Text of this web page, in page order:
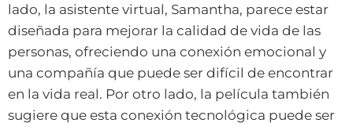
lado, la asistente virtual, Samantha, parece estar
diseñada para mejorar la calidad de vida de las
personas, ofreciendo una conexión emocional y
una compañía que puede ser difícil de encontrar
en la vida real. Por otro lado, la película también
sugiere que esta conexión tecnológica puede ser